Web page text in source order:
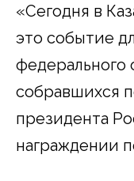
«Сегодня в
это событие
федерального
собравшихся
президента
награждении